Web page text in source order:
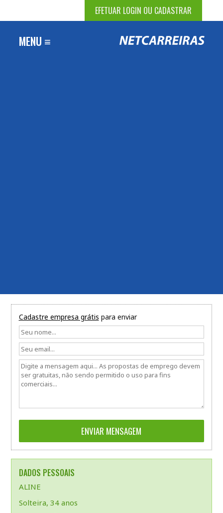
EFETUAR LOGIN OU CADASTRAR
MENU ≡
Cadastre empresa grátis para enviar
DADOS PESSOAIS
ALINE
Solteira, 34 anos